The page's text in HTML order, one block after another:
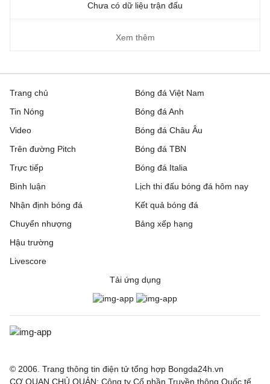
Chưa có dữ liệu trận đấu
Xem thêm
Trang chủ
Tin Nóng
Video
Trên đường Pitch
Trực tiếp
Bóng đá Việt Nam
Bóng đá Anh
Bóng đá Châu Âu
Bóng đá TBN
Bóng đá Italia
Bình luận
Nhận định bóng đá
Chuyển nhượng
Hậu trường
Livescore
Lịch thi đấu bóng đá hôm nay
Kết quả bóng đá
Bảng xếp hạng
Tải ứng dụng
© 2006. Trang thông tin điện tử tổng hợp Bongda24h.vn
CƠ QUAN CHỦ QUẢN: Công ty Cổ phần Truyền thông Quốc tế